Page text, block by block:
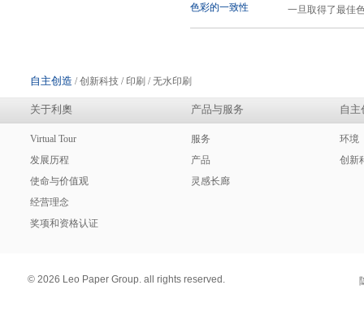
色彩的一致性 一旦取得了最佳
自主创造 / 创新科技 / 印刷 / 无水印刷
关于利奧 产品与服务 自主
Virtual Tour
发展历程
使命与价值观
经营理念
奖项和资格认证
服务
产品
灵感长廊
环境
创新
© 2026 Leo Paper Group. all rights reserved.